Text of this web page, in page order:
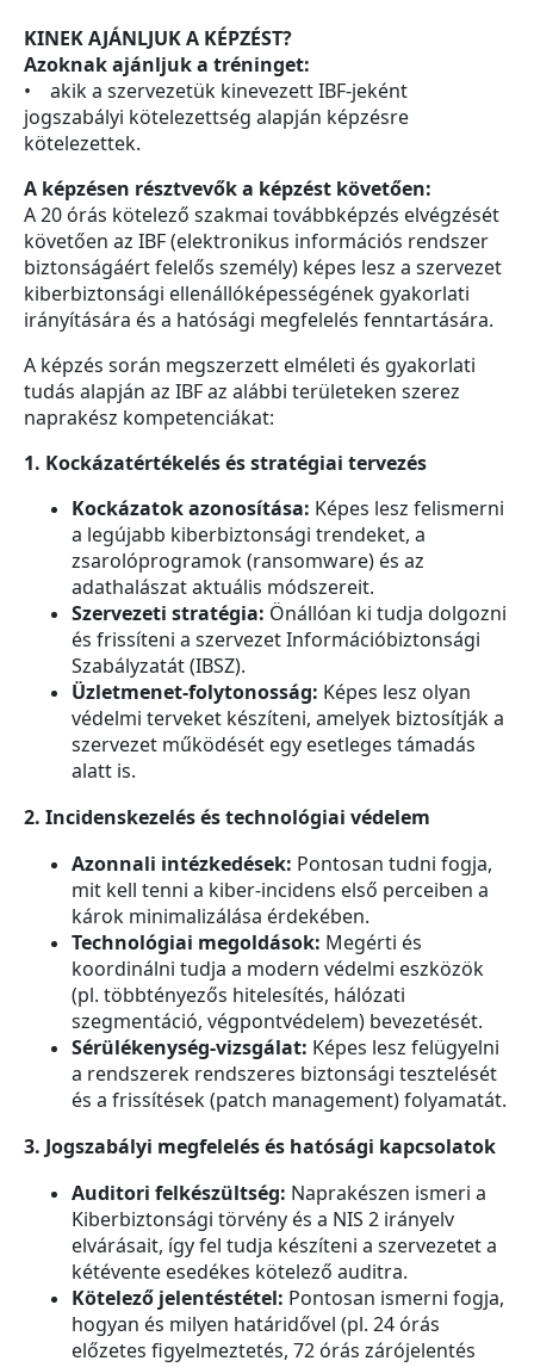
KINEK AJÁNLJUK A KÉPZÉST?
Azoknak ajánljuk a tréninget:
• akik a szervezetük kinevezett IBF-jeként
jogszabályi kötelezettség alapján képzésre
kötelezettek.
A képzésen résztvevők a képzést követően:
A 20 órás kötelező szakmai továbbképzés elvégzését
követően az IBF (elektronikus információs rendszer
biztonságáért felelős személy) képes lesz a szervezet
kiberbiztonsági ellenállóképességének gyakorlati
irányítására és a hatósági megfelelés fenntartására.
A képzés során megszerzett elméleti és gyakorlati
tudás alapján az IBF az alábbi területeken szerez
naprakész kompetenciákat:
1. Kockázatértékelés és stratégiai tervezés
Kockázatok azonosítása: Képes lesz felismerni
a legújabb kiberbiztonsági trendeket, a
zsarolóprogramok (ransomware) és az
adathalászat aktuális módszereit.
Szervezeti stratégia: Önállóan ki tudja dolgozni
és frissíteni a szervezet Információbiztonsági
Szabályzatát (IBSZ).
Üzletmenet-folytonosság: Képes lesz olyan
védelmi terveket készíteni, amelyek biztosítják a
szervezet működését egy esetleges támadás
alatt is.
2. Incidenskezelés és technológiai védelem
Azonnali intézkedések: Pontosan tudni fogja,
mit kell tenni a kiber-incidens első perceiben a
károk minimalizálása érdekében.
Technológiai megoldások: Megérti és
koordinálni tudja a modern védelmi eszközök
(pl. többtényezős hitelesítés, hálózati
szegmentáció, végpontvédelem) bevezetését.
Sérülékenység-vizsgálat: Képes lesz felügyelni
a rendszerek rendszeres biztonsági tesztelését
és a frissítések (patch management) folyamatát.
3. Jogszabályi megfelelés és hatósági kapcsolatok
Auditori felkészültség: Naprakészen ismeri a
Kiberbiztonsági törvény és a NIS 2 irányelv
elvárásait, így fel tudja készíteni a szervezetet a
kétévente esedékes kötelező auditra.
Kötelező jelentéstétel: Pontosan ismerni fogja,
hogyan és milyen határidővel (pl. 24 órás
előzetes figyelmeztetés, 72 órás zárójelentés